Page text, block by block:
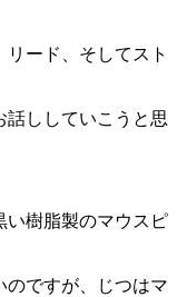
ード、そしてスト
話ししていこうと思
い樹脂製のマウスピ
のですが、じつはマ